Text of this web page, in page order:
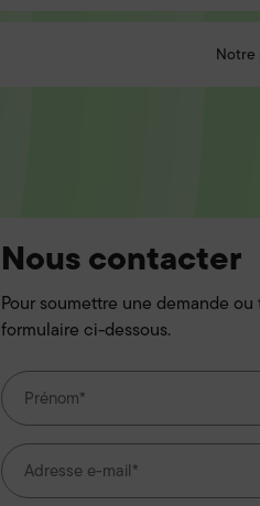
Notre
Nous contacter
Pour soumettre une demande
formulaire ci-dessous.